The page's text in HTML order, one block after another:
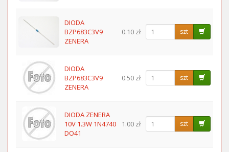
DIODA
BZP683C3V9
ZENERA
0.10 zł szt
DIODA
BZP683C3V9
ZENERA
0.50 zł szt
DIODA ZENERA
10V 1.3W 1N4740
DO41
1.00 zł szt